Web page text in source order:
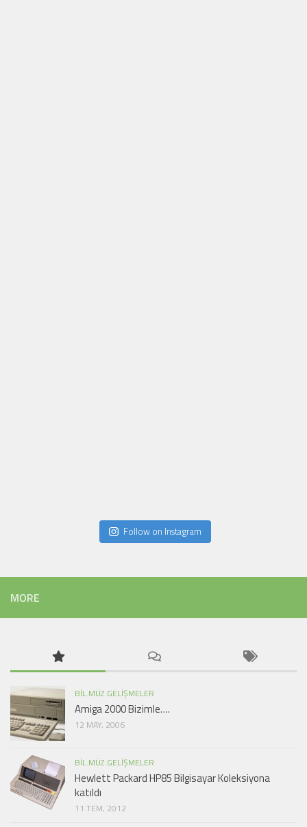
Follow on Instagram
MORE
BIL.MÜZ.GELIŞMELER
Amiga 2000 Bizimle….
12 MAY, 2006
BIL.MÜZ.GELIŞMELER
Hewlett Packard HP85 Bilgisayar Koleksiyona
katıldı
11 TEM, 2012